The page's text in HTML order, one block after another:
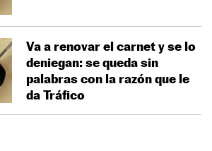
Va a renovar el carnet y se lo
deniegan: se queda sin
palabras con la razón que le
da Tráfico